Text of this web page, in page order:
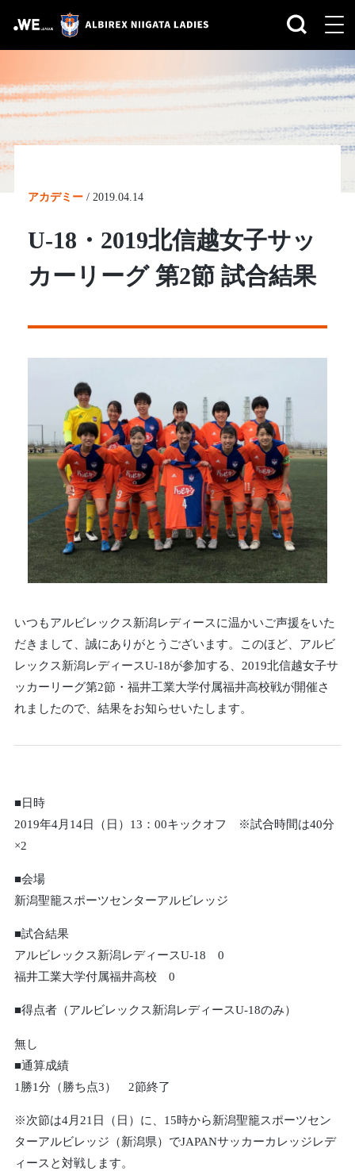
アカデミー / 2019.04.14
U-18・2019北信越女子サッ
カーリーグ 第2節 試合結果
いつもアルビレックス新潟レディースに温かいご声援をいた
だきまして、誠にありがとうございます。このほど、アルビ
レックス新潟レディースU-18が参加する、2019北信越女子サ
ッカーリーグ第2節・福井工業大学付属福井高校戦が開催さ
れましたので、結果をお知らせいたします。
■日時
2019年4月14日（日）13：00キックオフ ※試合時間は40分
×2
■会場
新潟聖籠スポーツセンターアルビレッジ
■試合結果
アルビレックス新潟レディースU-18 0
福井工業大学付属福井高校 0
■得点者（アルビレックス新潟レディースU-18のみ）
無し
■通算成績
1勝1分（勝ち点3） 2節終了
※次節は4月21日（日）に、15時から新潟聖籠スポーツセン
ターアルビレッジ（新潟県）でJAPANサッカーカレッジレデ
ィースと対戦します。